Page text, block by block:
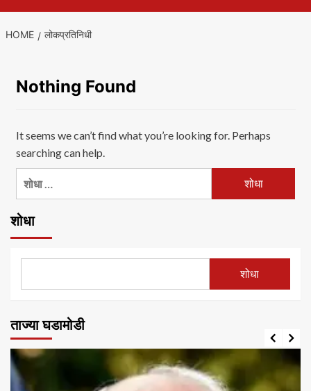
HOME लोकप्रतिनिधी
Nothing Found
It seems we can’t find what you’re looking for. Perhaps
searching can help.
यांचा
घ्या
:
शोधा
शोधा
ताज्या घडामोडी